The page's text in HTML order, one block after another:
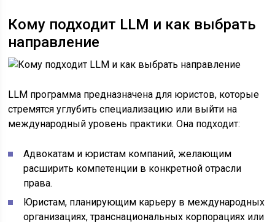
Кому подходит LLM и как выбрать
направление
LLM программа предназначена для юристов, которые
стремятся углубить специализацию или выйти на
международный уровень практики. Она подходит:
Адвокатам и юристам компаний, желающим
расширить компетенции в конкретной отрасли
права.
Юристам, планирующим карьеру в международных
организациях, транснациональных корпорациях или